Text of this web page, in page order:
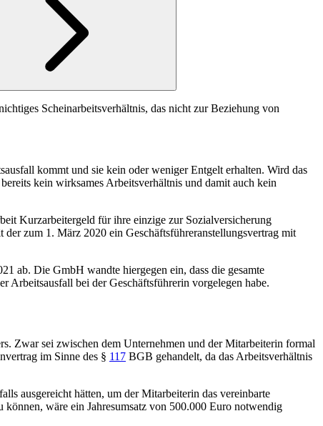
Scheinarbeitsverhältnis, das nicht zur Beziehung von
kommt und sie kein oder weniger Entgelt erhalten. Wird das
kein wirksames Arbeitsverhältnis und damit auch kein
Kurzarbeitergeld für ihre einzige zur Sozialversicherung
zum 1. März 2020 ein Geschäftsführeranstellungsvertrag mit
ab. Die GmbH wandte hiergegen ein, dass die gesamte
Arbeitsausfall bei der Geschäftsführerin vorgelegen habe.
Zwar sei zwischen dem Unternehmen und der Mitarbeiterin formal
im Sinne des § 117 BGB gehandelt, da das Arbeitsverhältnis
ausgereicht hätten, um der Mitarbeiterin das vereinbarte
wäre ein Jahresumsatz von 500.000 Euro notwendig